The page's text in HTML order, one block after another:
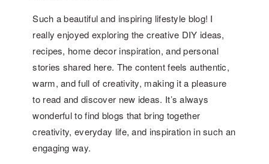
Such a beautiful and inspiring lifestyle blog! I
really enjoyed exploring the creative DIY ideas,
recipes, home decor inspiration, and personal
stories shared here. The content feels authentic,
warm, and full of creativity, making it a pleasure
to read and discover new ideas. It’s always
wonderful to find blogs that bring together
creativity, everyday life, and inspiration in such an
engaging way.